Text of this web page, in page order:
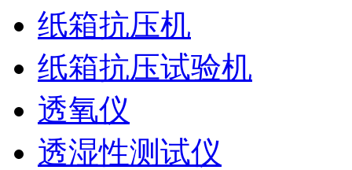
纸箱抗压机
纸箱抗压试验机
透氧仪
透湿性测试仪